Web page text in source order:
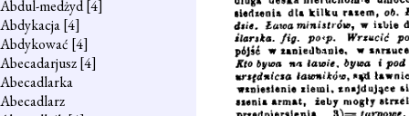
Abdul-medżyd[4]
Abdykacja[4]
Abdykować [4]
Abecadarjusz[4]
Abecadlarka
Abecadlarz